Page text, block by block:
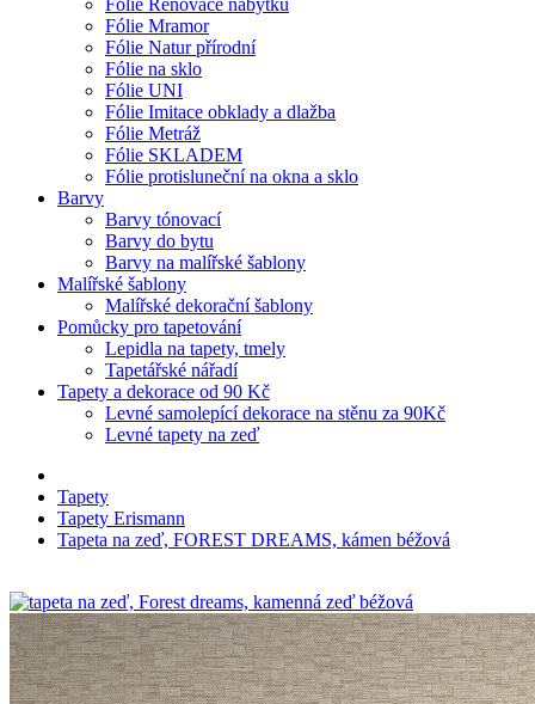
Fólie Mramor
Fólie Natur přírodní
Fólie na sklo
Fólie UNI
Fólie Imitace obklady a dlažba
Fólie Metráž
Fólie SKLADEM
Fólie protisluneční na okna a sklo
Barvy
Barvy tónovací
Barvy do bytu
Barvy na malířské šablony
Malířské šablony
Malířské dekorační šablony
Pomůcky pro tapetování
Lepidla na tapety, tmely
Tapetářské nářadí
Tapety a dekorace od 90 Kč
Levné samolepící dekorace na stěnu za 90Kč
Levné tapety na zeď
Tapety
Tapety Erismann
Tapeta na zeď, FOREST DREAMS, kámen béžová